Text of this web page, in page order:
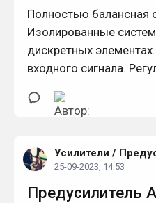
Полностью балансная
Изолированные
дискретных
входного сигнала.
Усилители /
25-09-2023, 14:53
Предусилитель